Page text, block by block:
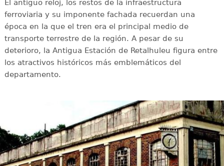
El antiguo reloj, los restos de la infraestructura
ferroviaria y su imponente fachada recuerdan una
época en la que el tren era el principal medio de
transporte terrestre de la región. A pesar de su
deterioro, la Antigua Estación de Retalhuleu figura entre
los atractivos históricos más emblemáticos del
departamento.